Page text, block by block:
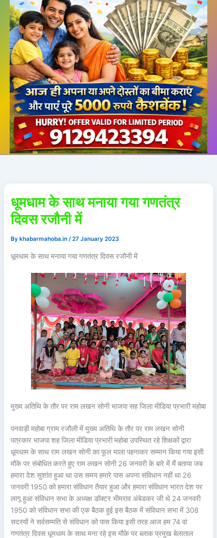
धूमधाम के साथ मनाया गया गणतंत्र
दिवस रजौनी में
By khabarmahoba.in/27 January 2023
धूमधाम के साथ मनाया गया गणतंत्र दिवस रजौनी में
मुख्य अतिथि के तौर पर राम लखन सोनी भाजपा सह जिला मीडिया प्रभारी महोबा
पनवाड़ी महोबा ग्राम रजौली में मुख्य अतिथि के तौर पर राम लखन सोनी
पत्रकार भाजपा शह जिला मीडिया प्रभारी महोबा उपस्थित रहे शिक्षकों द्वारा
धूमधाम के साथ राम लखन सोनी का फूल माला पहनाकर सम्मान किया गया इसी
मौके पर संबोधित करते हुए राम लखन सोनी 26 जनवरी के बारे में मैं बताया जब
हमारा देश सुशांत हुआ था उस समय हमारे पास अपना संविधान नहीं था 26
जनवरी 1950 को हमारा संविधान तैयार हुआ और हमारा संविधान भारत देश पर
लागू हुआ संविधान सभा के अध्यक्ष डॉक्टर भीमराव अंबेडकर जी थे 24 जनवरी
1950 को संविधान सभा की एक बैठक हुई इस बैठक में संविधान सभा में 308
सदस्यों ने सर्वसम्मति से संविधान को पास किया इसी तरह आज हम 74 वां
गणतंत्र दिवस धूमधाम के साथ मना रहे इस मौके पर ब्लाक प्रमुख बेलाताल